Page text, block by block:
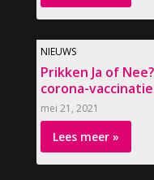
NIEUWS
Prikken Ja of
corona-
mei 21, 2021
Lees meer »